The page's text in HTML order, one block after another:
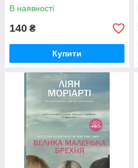
В наявності
140 ₴
Купити